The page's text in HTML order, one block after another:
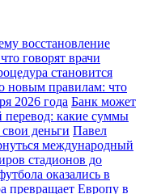
восстановление
говорят врачи
становится
новым правилам: что
2026 года Банк может
перевод: какие суммы
деньги Павел
международный
стадионов до
оказались в
превращает Европу в